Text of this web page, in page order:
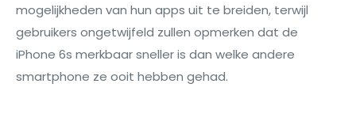
mogelijkheden van hun apps uit te breiden, terwijl
gebruikers ongetwijfeld zullen opmerken dat de
iPhone 6s merkbaar sneller is dan welke andere
smartphone ze ooit hebben gehad.